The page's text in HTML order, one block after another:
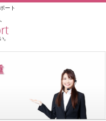
ート